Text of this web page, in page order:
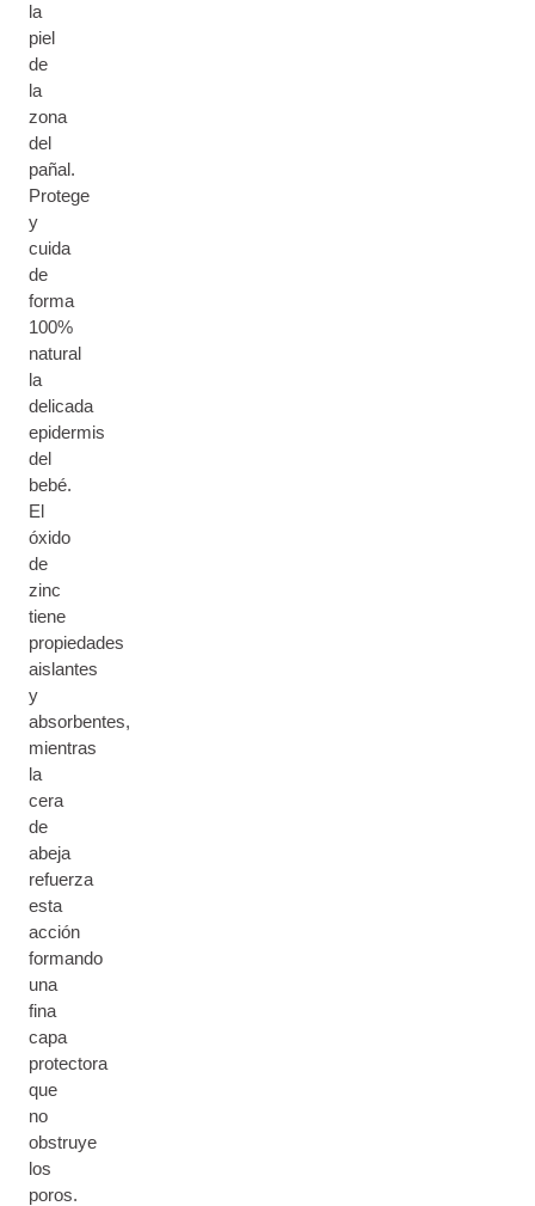
la
piel
de
la
zona
del
pañal.
Protege
y
cuida
de
forma
100%
natural
la
delicada
epidermis
del
bebé.
El
óxido
de
zinc
tiene
propiedades
aislantes
y
absorbentes,
mientras
la
cera
de
abeja
refuerza
esta
acción
formando
una
fina
capa
protectora
que
no
obstruye
los
poros.